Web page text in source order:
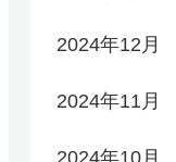
2024年12月
2024年11月
2024年10月